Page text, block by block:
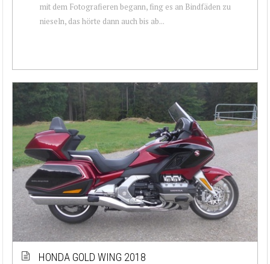
mit dem Fotografieren begann, fing es an Bindfäden zu
nieseln, das hörte dann auch bis ab...
HONDA GOLD WING 2018